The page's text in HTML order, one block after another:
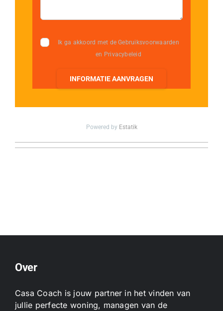
Ik ga akkoord met de Gebruiksvoorwaarden
en Privacybeleid
INFORMATIE AANVRAGEN
Powered by Estatik
Over
Casa Coach is jouw partner in het vinden van
jullie perfecte woning, managen van de